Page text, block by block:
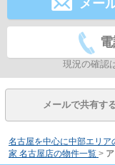
メー
現況の確認
メールで共有す
名古屋を中心に中部エリ
家 名古屋店の物件一覧 >